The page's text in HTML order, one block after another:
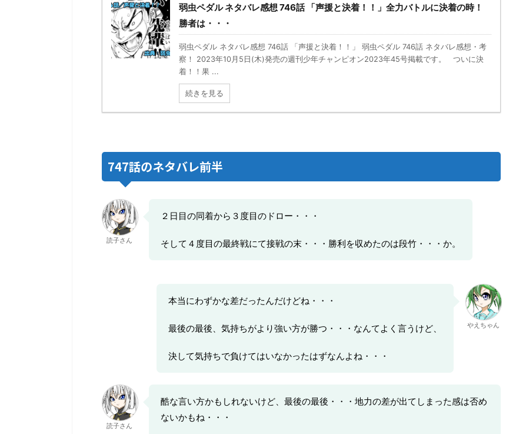
弱虫ペダル ネタバレ感想 746話 「声援と決着！！」全力バトルに決着の時！
勝者は・・・
弱虫ペダル ネタバレ感想 746話 「声援と決着！！」 弱虫ペダル 746話 ネタバレ感想・考
察！ 2023年10月5日(木)発売の週刊少年チャンピオン2023年45号掲載です。 ついに決
着！！果 ...
続きを見る
747話のネタバレ前半
読子さん
２日目の同着から３度目のドロー・・・
そして４度目の最終戦にて接戦の末・・・勝利を収めたのは段竹・・・か。
本当にわずかな差だったんだけどね・・・
最後の最後、気持ちがより強い方が勝つ・・・なんてよく言うけど、
決して気持ちで負けてはいなかったはずなんよね・・・
やえちゃん
読子さん
酷な言い方かもしれないけど、最後の最後・・・地力の差が出てしまった感は否め
ないかもね・・・